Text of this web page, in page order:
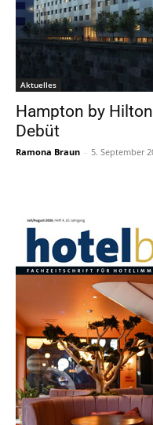
Aktuelles
Hampton by
Debüt
Ramona Braun - 5. September